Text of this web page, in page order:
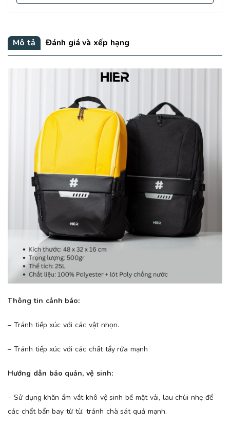
Mô tả Đánh giá và xếp hạng
Thông tin cảnh báo:
– Tránh tiếp xúc với các vật nhọn.
– Tránh tiếp xúc với các chất tẩy rửa mạnh
Hướng dẫn bảo quản, vệ sinh:
– Sử dụng khăn ẩm vắt khô vệ sinh bề mặt vải, lau chùi nhẹ để
các chất bẩn bay từ từ, tránh chà sát quá mạnh.